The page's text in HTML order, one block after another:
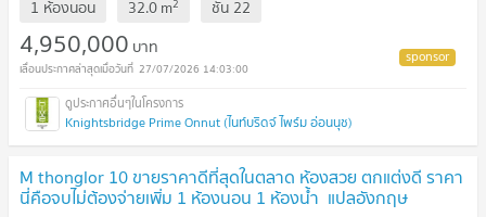
1 ห้องนอน 32.0m ชั้น 22
4,950,000 บาท
27/07/2026 14:03:00
Knightsbridge Prime Onnut (ไนท์บริดจ์ ไพร์ม อ่อนนุช)
M thonglor 10 ขายราคาดีที่สุดในตลาด ห้องสวย ตกแต่งดี ราคา
นี่คือจบไม่ต้องจ่ายเพิ่ม 1 ห้องนอน 1 ห้องน้ำ แปลอังกฤษ